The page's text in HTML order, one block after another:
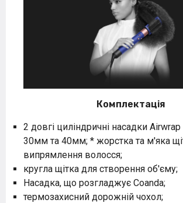
Комплектація
2 довгі циліндричні насадки
30мм та 40мм; * жорстка та м'яка
випрямлення волосся;
кругла щітка для створення об'єму;
Насадка, що розгладжує Coanda;
термозахисний дорожній чохол;